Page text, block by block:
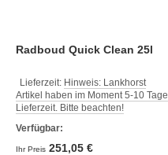
Radboud Quick Clean 25l
Lieferzeit: Hinweis: Lankhorst
Artikel haben im Moment 5-10 Tage
Lieferzeit. Bitte beachten!
Verfügbar:
Ihr Preis 251,05 €